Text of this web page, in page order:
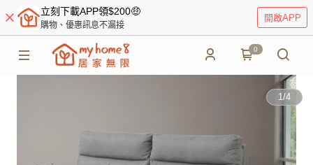
立刻下載APP領$200🤑
購物、優惠訊息不漏接
開啟APP
0
1/4